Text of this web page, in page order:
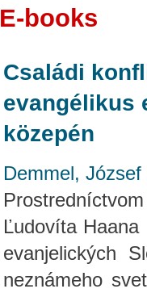
E-books
Családi
evangélikus
közepén
Demmel, József
Ľudovíta
evanjelických
neznámeho